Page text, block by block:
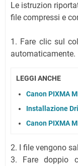
Le istruzion
file compressi e
1. Fare clic sul
automaticamente.
LEGGI ANCHE
Canon PIXMA
Installazione
Canon PIXMA
2. I file vengono
3. Fare doppio